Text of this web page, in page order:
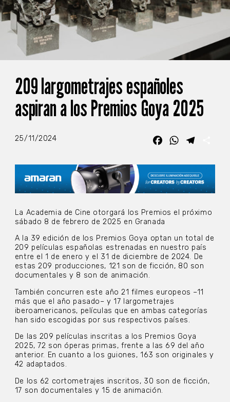
209 largometrajes españoles
aspiran a los Premios Goya 2025
25/11/2024 FacebookWhatsApp
La Academia de Cine otorgará los Premios el próximo
sábado 8 de febrero de 2025 en Granada
A la 39 edición de los Premios Goya optan un total de
209 películas españolas estrenadas en nuestro país
entre el 1 de enero y el 31 de diciembre de 2024. De
estas 209 producciones, 121 son de ficción, 80 son
documentales y 8 son de animación.
También concurren este año 21 filmes europeos –11
más que el año pasado– y 17 largometrajes
iberoamericanos, películas que en ambas categorías
han sido escogidas por sus respectivos países.
De las 209 películas inscritas a los Premios Goya
2025, 72 son óperas primas, frente a las 69 del año
anterior. En cuanto a los guiones, 163 son originales y
42 adaptados.
De los 62 cortometrajes inscritos, 30 son de ficción,
17 son documentales y 15 de animación.